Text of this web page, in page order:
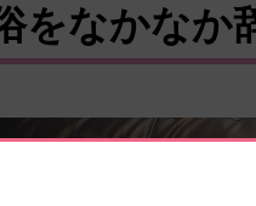
をなかなか